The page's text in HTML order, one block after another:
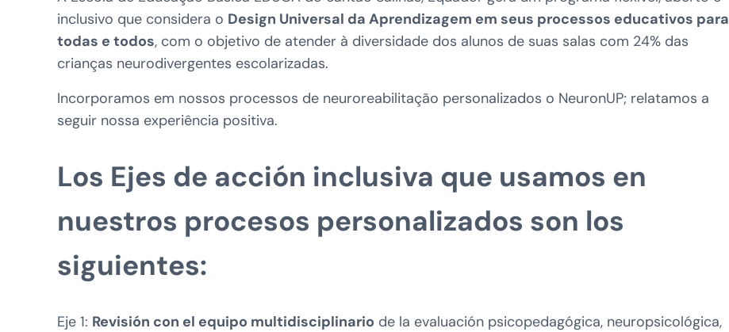
inclusivo que considera o Design Universal da Aprendizagem em seus processos educativos para
todas e todos, com o objetivo de atender à diversidade dos alunos de suas salas com 24% das
crianças neurodivergentes escolarizadas.
Incorporamos em nossos processos de neuroreabilitação personalizados o NeuronUP; relatamos a
seguir nossa experiência positiva.
Los Ejes de acción inclusiva que usamos en
nuestros procesos personalizados son los
siguientes:
Eje 1: Revisión con el equipo multidisciplinario de la evaluación psicopedagógica, neuropsicológica,